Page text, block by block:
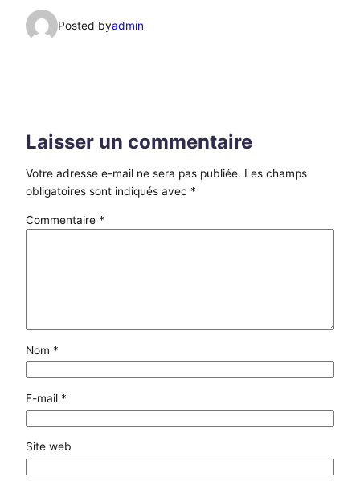
Posted byadmin
Laisser un commentaire
Votre adresse e-mail ne sera pas publiée. Les champs
obligatoires sont indiqués avec *
Commentaire *
Nom *
E-mail *
Site web